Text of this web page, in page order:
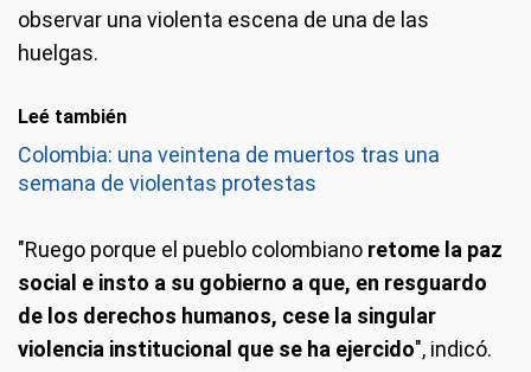
observar una violenta escena de una de las
huelgas.
Leé también
Colombia: una veintena de muertos tras una
semana de violentas protestas
"Ruego porque el pueblo colombiano retome la paz
social e insto a su gobierno a que, en resguardo
de los derechos humanos, cese la singular
violencia institucional que se ha ejercido", indicó.